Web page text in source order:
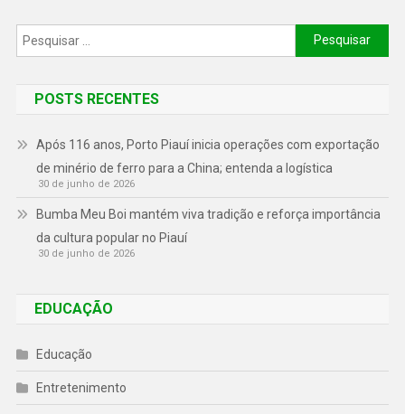
POSTS RECENTES
Após 116 anos, Porto Piauí inicia operações com exportação
de minério de ferro para a China; entenda a logística
30 de junho de 2026
Bumba Meu Boi mantém viva tradição e reforça importância
da cultura popular no Piauí
30 de junho de 2026
EDUCAÇÃO
Educação
Entretenimento